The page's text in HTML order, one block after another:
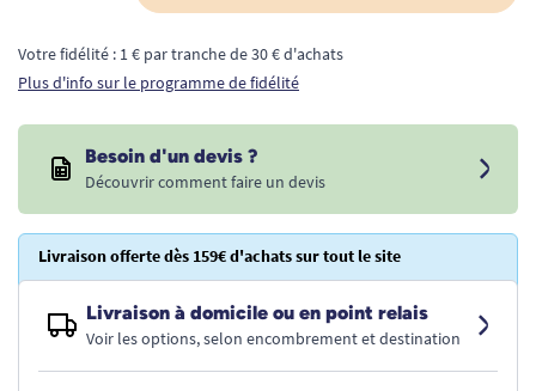
Votre fidélité : 1 € par tranche de 30 € d'achats
Plus d'info sur le programme de fidélité
Besoin d'un devis ?
Découvrir comment faire un devis
Livraison offerte dès 159€ d'achats sur tout le site
Livraison à domicile ou en point relais
Voir les options, selon encombrement et destination